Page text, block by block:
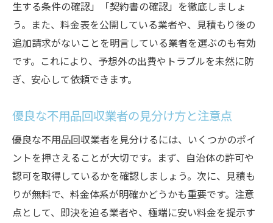
生する条件の確認」「契約書の確認」を徹底しましょ
う。また、料金表を公開している業者や、見積もり後の
追加請求がないことを明言している業者を選ぶのも有効
です。これにより、予想外の出費やトラブルを未然に防
ぎ、安心して依頼できます。
優良な不用品回収業者の見分け方と注意点
優良な不用品回収業者を見分けるには、いくつかのポイ
ントを押さえることが大切です。まず、自治体の許可や
認可を取得しているかを確認しましょう。次に、見積も
りが無料で、料金体系が明確かどうかも重要です。注意
点として、即決を迫る業者や、極端に安い料金を提示す
ご相談・お問い合わせはこちら